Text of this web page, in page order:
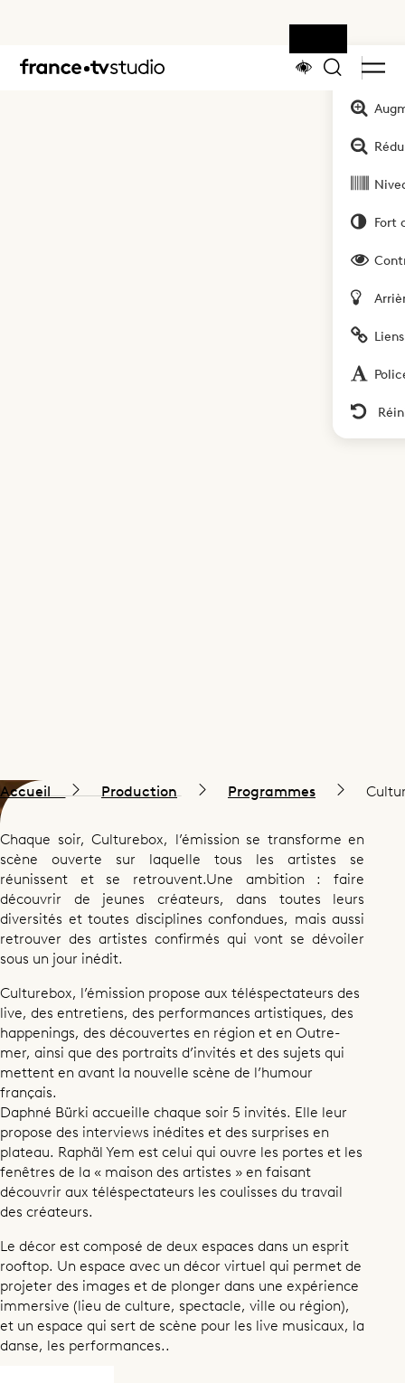
Fort
Accueil
Magazine
Accueil Production Programmes
Chaque soir, Culturebox, l’émission se transforme en
scène ouverte sur laquelle tous les artistes se
réunissent et se retrouvent.Une ambition : faire
découvrir de jeunes créateurs, dans toutes leurs
diversités et toutes disciplines confondues, mais aussi
retrouver des artistes confirmés qui vont se dévoiler
sous un jour inédit.
Culturebox, l’émission propose aux téléspectateurs des
live, des entretiens, des performances artistiques, des
happenings, des découvertes en région et en Outre-
mer, ainsi que des portraits d’invités et des sujets qui
mettent en avant la nouvelle scène de l’humour
français.
Daphné Bürki accueille chaque soir 5 invités. Elle leur
propose des interviews inédites et des surprises en
plateau. Raphäl Yem est celui qui ouvre les portes et les
fenêtres de la « maison des artistes » en faisant
découvrir aux téléspectateurs les coulisses du travail
des créateurs.
Le décor est composé de deux espaces dans un esprit
rooftop. Un espace avec un décor virtuel qui permet de
projeter des images et de plonger dans une expérience
immersive (lieu de culture, spectacle, ville ou région),
et un espace qui sert de scène pour les live musicaux, la
danse, les performances..